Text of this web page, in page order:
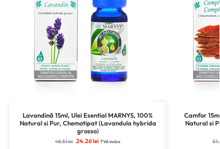
Lavandină 15ml, Ulei Esential MARNYS, 100%
Natural si Pur, Chemotipat (Lavandula hybrida
grosso)
48.51lei 24.26lei TVA inclus
Camfor
Natural si